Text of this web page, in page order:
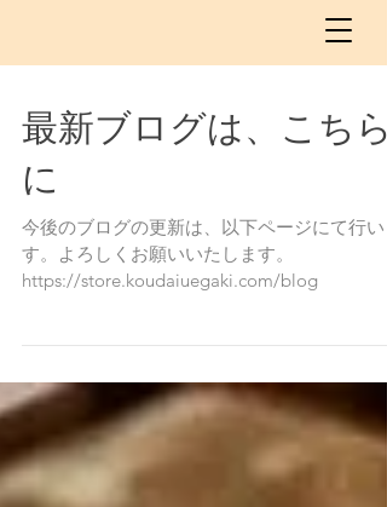
最新ブログは、こちら
に
今後のブログの更新は、以下ページにて行い
す。よろしくお願いいたします。
https://store.koudaiuegaki.com/blog